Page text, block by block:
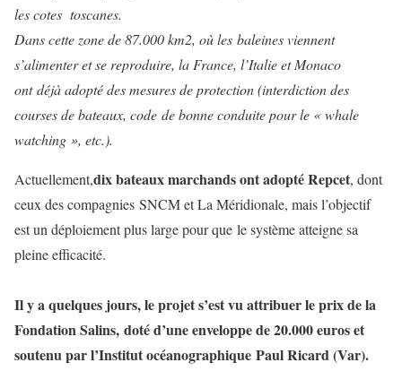
les cotes toscanes.
Dans cette zone de 87.000 km2, où les baleines viennent
s’alimenter et se reproduire, la France, l’Italie et Monaco
ont déjà adopté des mesures de protection (interdiction des
courses de bateaux, code de bonne conduite pour le « whale
watching », etc.).
Actuellement,dix bateaux marchands ont adopté Repcet, dont
ceux des compagnies SNCM et La Méridionale, mais l’objectif
est un déploiement plus large pour que le système atteigne sa
pleine efficacité.
Il y a quelques jours, le projet s’est vu attribuer le prix de la
Fondation Salins, doté d’une enveloppe de 20.000 euros et
soutenu par l’Institut océanographique Paul Ricard (Var).